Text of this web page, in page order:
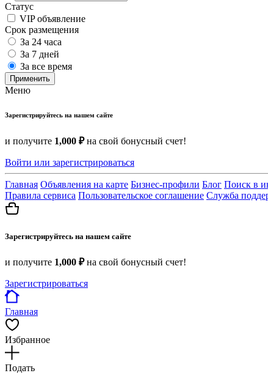
Статус
VIP объявление
Срок размещения
За 24 часа
За 7 дней
За все время
Применить
Меню
Зарегистрируйтесь на нашем сайте
и получите 1,000 ₽на свой бонусный счет!
Войти или зарегистрироваться
Главная Объявления на карте Бизнес-профили Блог Поиск в
Правила сервиса Пользовательское соглашение Служба
Зарегистрируйтесь на нашем сайте
и получите 1,000 ₽на свой бонусный счет!
Зарегистрироваться
Главная
Избранное
Подать